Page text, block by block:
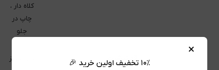
کلاه دار ،
چاپ در
جلو
قد تیشرت
برای سایز
×
۱۰٪ تخفیف اولین خرید 🎉